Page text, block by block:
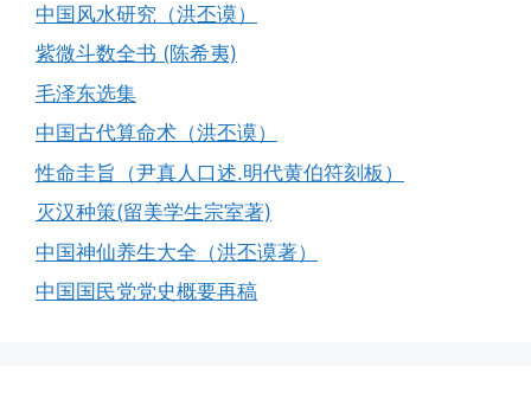
中国风水研究（洪丕谟）
紫微斗数全书 (陈希夷)
毛泽东选集
中国古代算命术（洪丕谟）
性命圭旨（尹真人口述.明代黄伯符刻板）
灭汉种策(留美学生宗室著)
中国神仙养生大全（洪丕谟著）
中国国民党党史概要再稿